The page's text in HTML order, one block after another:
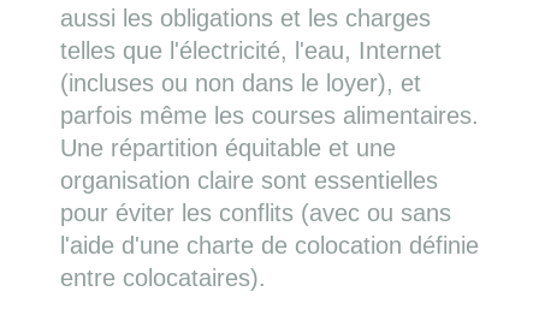
aussi les obligations et les charges
telles que l'électricité, l'eau, Internet
(incluses ou non dans le loyer), et
parfois même les courses alimentaires.
Une répartition équitable et une
organisation claire sont essentielles
pour éviter les conflits (avec ou sans
l'aide d'une charte de colocation définie
entre colocataires).